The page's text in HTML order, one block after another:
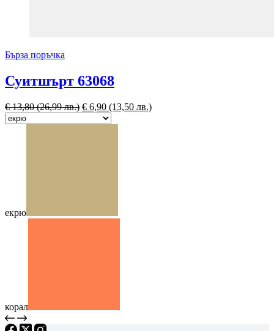
Бърза поръчка
Суитшърт 63068
€13,80(26,99 лв.) € 6,90 (13,50 лв.)
екрю
корал